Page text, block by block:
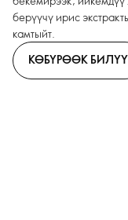
берүүчү ирис
камтыйт.
КӨБҮРӨӨК БИЛҮҮ